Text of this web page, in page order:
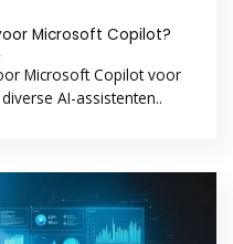
Microsoft Copilot?
Microsoft Copilot voor
AI-assistenten..